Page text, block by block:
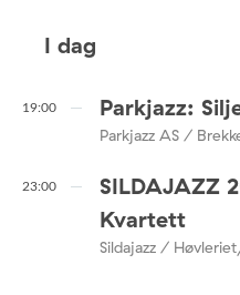
I dag
19:00 Parkjazz:
Parkjazz AS /
23:00
SILDAJAZZ
Kvartett
Sildajazz /